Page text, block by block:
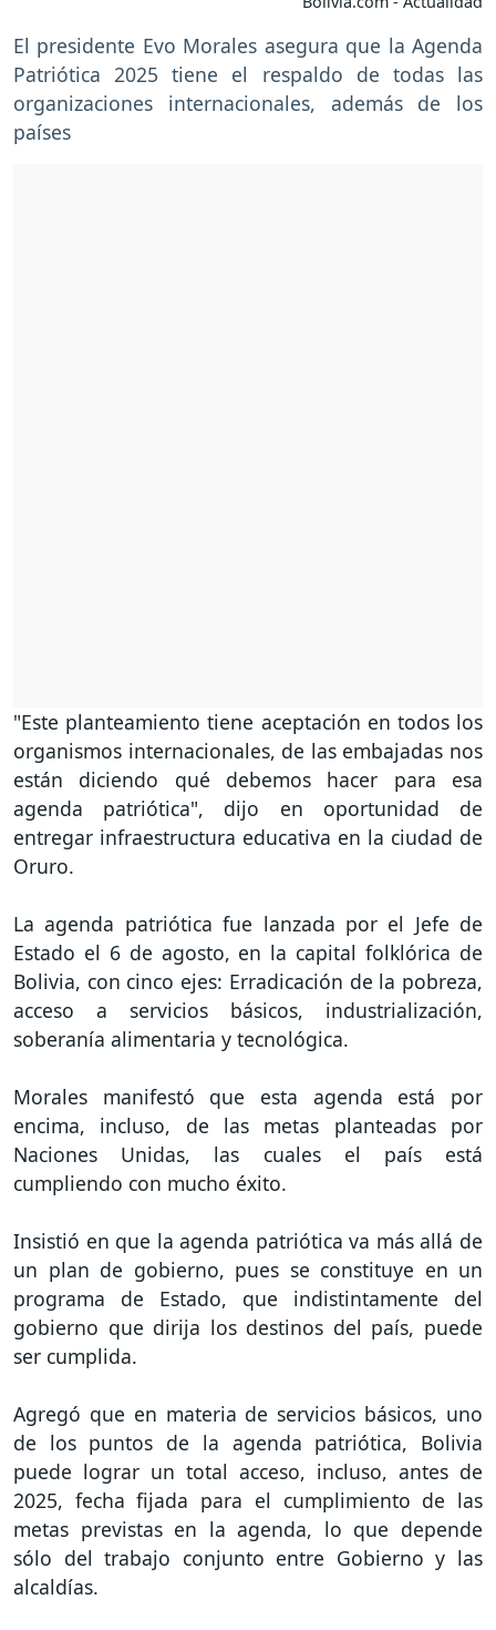
El presidente Evo Morales asegura que la Agenda
Patriótica 2025 tiene el respaldo de todas las
organizaciones internacionales, además de los
países
"Este planteamiento tiene aceptación en todos los
organismos internacionales, de las embajadas nos
están diciendo qué debemos hacer para esa
agenda patriótica", dijo en oportunidad de
entregar infraestructura educativa en la ciudad de
Oruro.
La agenda patriótica fue lanzada por el Jefe de
Estado el 6 de agosto, en la capital folklórica de
Bolivia, con cinco ejes: Erradicación de la pobreza,
acceso a servicios básicos, industrialización,
soberanía alimentaria y tecnológica.
Morales manifestó que esta agenda está por
encima, incluso, de las metas planteadas por
Naciones Unidas, las cuales el país está
cumpliendo con mucho éxito.
Insistió en que la agenda patriótica va más allá de
un plan de gobierno, pues se constituye en un
programa de Estado, que indistintamente del
gobierno que dirija los destinos del país, puede
ser cumplida.
Agregó que en materia de servicios básicos, uno
de los puntos de la agenda patriótica, Bolivia
puede lograr un total acceso, incluso, antes de
2025, fecha fijada para el cumplimiento de las
metas previstas en la agenda, lo que depende
sólo del trabajo conjunto entre Gobierno y las
alcaldías.